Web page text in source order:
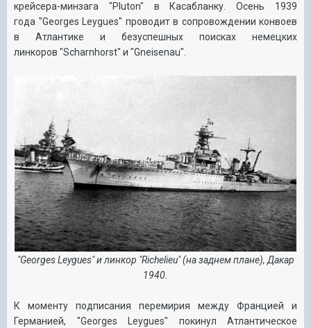
крейсера-минзага "Pluton"
в Касабланку. Осень 1939
года "Georges Leygues" проводит в сопровождении конвоев
в Атлантике и безуспешных поисках немецких
линкоров "Scharnhorst" и "Gneisenau".
"Georges Leygues" и линкор "Richelieu" (на заднем плане), Дакар
1940.
К моменту подписания перемирия между Францией и
Германией, "Georges Leygues"
покинул Атлантическое